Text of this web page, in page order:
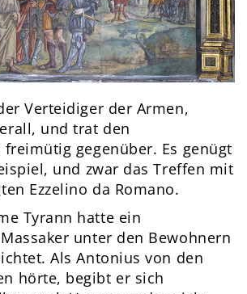
Verteidiger der Armen,
und trat den
gegenüber. Es genügt
und zwar das Treffen mit
Ezzelino da Romano.
Tyrann hatte ein
unter den Bewohnern
Als Antonius von den
hörte, begibt er sich